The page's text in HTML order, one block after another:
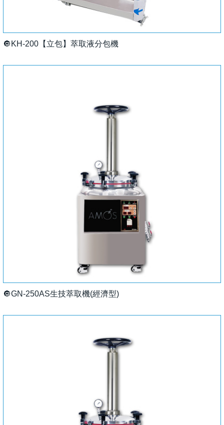
🔘KH-200【立包】萃取液分包機
🔘GN-250AS生技萃取機(經濟型)